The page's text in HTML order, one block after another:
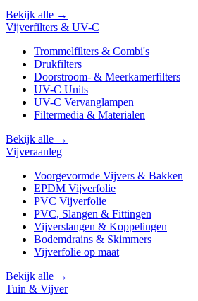
Bekijk alle →
Vijverfilters & UV-C
Trommelfilters & Combi's
Drukfilters
Doorstroom- & Meerkamerfilters
UV-C Units
UV-C Vervanglampen
Filtermedia & Materialen
Bekijk alle →
Vijveraanleg
Voorgevormde Vijvers & Bakken
EPDM Vijverfolie
PVC Vijverfolie
PVC, Slangen & Fittingen
Vijverslangen & Koppelingen
Bodemdrains & Skimmers
Vijverfolie op maat
Bekijk alle →
Tuin & Vijver